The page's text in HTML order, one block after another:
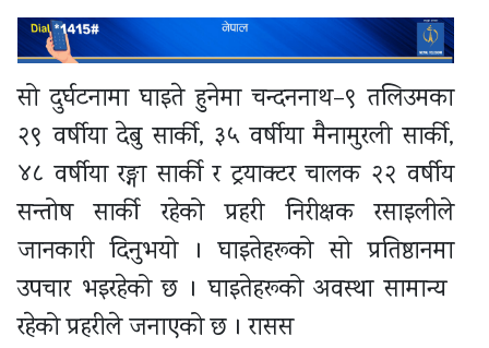
सो दुर्घटनामा घाइते हुनेमा चन्दननाथ–९ तलिउमका
२९ वर्षीया देबु सार्की, ३५ वर्षीया मैनामुरली सार्की,
४८ वर्षीया रङ्गा सार्की र ट्रयाक्टर चालक २२ वर्षीय
सन्तोष सार्की रहेको प्रहरी निरीक्षक रसाइलीले
जानकारी दिनुभयो । घाइतेहरूको सो प्रतिष्ठानमा
उपचार भइरहेको छ । घाइतेहरूको अवस्था सामान्य
रहेको प्रहरीले जनाएको छ । रासस